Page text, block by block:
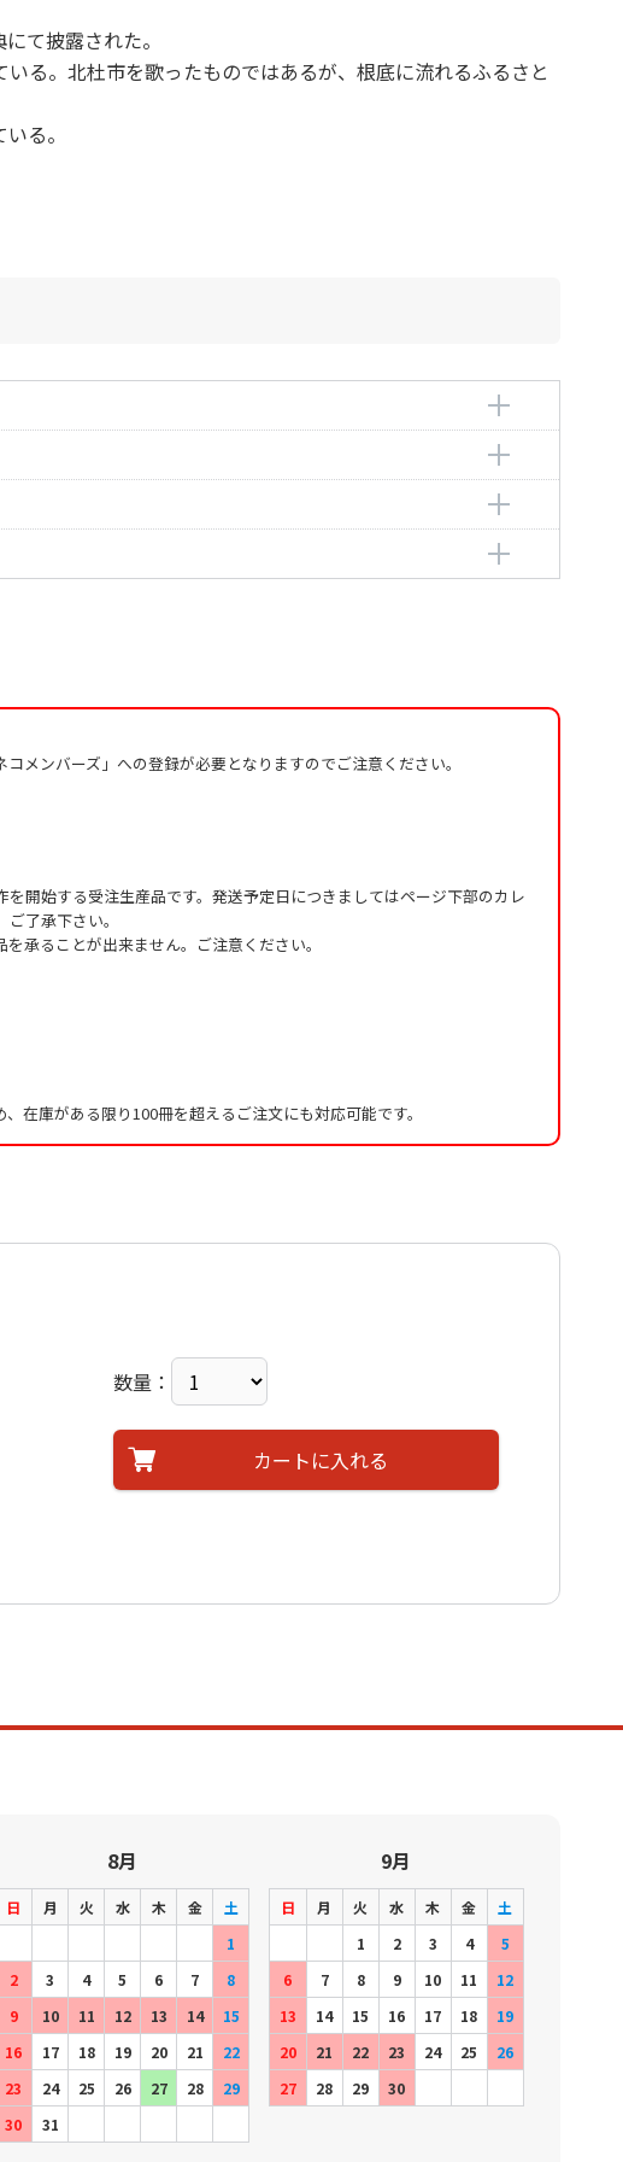
て披露された。
る。北杜市を歌ったものではあるが、根底に流れるふるさと
る。
メンバーズ」への登録が必要となりますのでご注意ください。
開始する受注生産品です。発送予定日につきましてはページ下部のカレ
了承下さい。
承ることが出来ません。ご注意ください。
在庫がある限り100冊を超えるご注文にも対応可能です。
数量：
カートに入れる
8月
日 月 火 水 木 金
土
1
2
3 4 5 6 7
8
9
10 11 12 13 14
15
16
17 18 19 20 21
22
23
24 25 26 27 28
29
30
31
9月
日 月 火 水 木 金
土
1
2 3 4
5
6
7 8 9 10 11
12
13
14 15 16 17 18
19
20
21 22 23 24 25
26
27
28 29 30